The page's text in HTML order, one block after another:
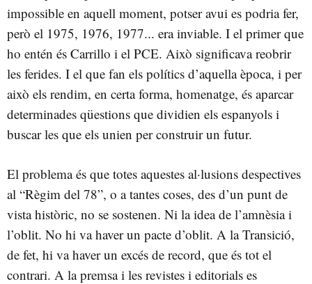
impossible en aquell moment, potser avui es podria fer,
però el 1975, 1976, 1977... era inviable. I el primer que
ho entén és Carrillo i el PCE. Això significava reobrir
les ferides. I el que fan els polítics d’aquella època, i per
això els rendim, en certa forma, homenatge, és aparcar
determinades qüestions que dividien els espanyols i
buscar les que els unien per construir un futur.
El problema és que totes aquestes al·lusions despectives
al “Règim del 78”, o a tantes coses, des d’un punt de
vista històric, no se sostenen. Ni la idea de l’amnèsia i
l’oblit. No hi va haver un pacte d’oblit. A la Transició,
de fet, hi va haver un excés de record, que és tot el
contrari. A la premsa i les revistes i editorials es